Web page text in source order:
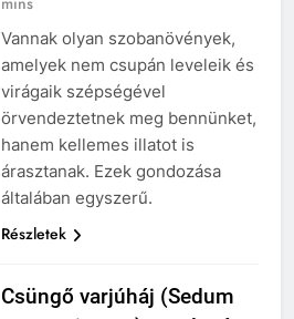
Vannak olyan szobanövények,
amelyek nem csupán leveleik és
virágaik szépségével
örvendeztetnek meg bennünket,
hanem kellemes illatot is
árasztanak. Ezek gondozása
általában egyszerű.
Részletek
Csüngő varjúháj (Sedum